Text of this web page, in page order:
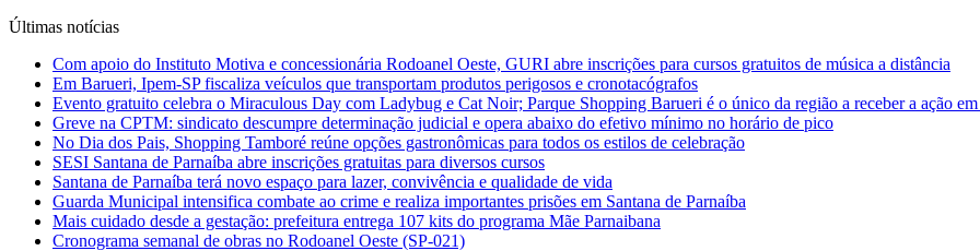
Últimas notícias
Com apoio do Instituto Motiva e concessionária Rodoanel Oeste, GURI abre inscrições para cursos gratuitos de música a distância
Em Barueri, Ipem-SP fiscaliza veículos que transportam produtos perigosos e cronotacógrafos
Evento gratuito celebra o Miraculous Day com Ladybug e Cat Noir; Parque Shopping Barueri é o único da região a receber a ação em
Greve na CPTM: sindicato descumpre determinação judicial e opera abaixo do efetivo mínimo no horário de pico
No Dia dos Pais, Shopping Tamboré reúne opções gastronômicas para todos os estilos de celebração
SESI Santana de Parnaíba abre inscrições gratuitas para diversos cursos
Santana de Parnaíba terá novo espaço para lazer, convivência e qualidade de vida
Guarda Municipal intensifica combate ao crime e realiza importantes prisões em Santana de Parnaíba
Mais cuidado desde a gestação: prefeitura entrega 107 kits do programa Mãe Parnaibana
Cronograma semanal de obras no Rodoanel Oeste (SP-021)